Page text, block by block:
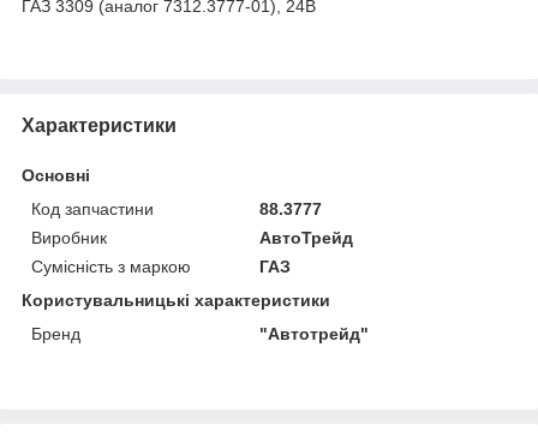
ГАЗ 3309 (аналог 7312.3777-01), 24В
Характеристики
Основні
Код запчастини
88.3777
Виробник
АвтоТрейд
Сумісність з маркою
ГАЗ
Користувальницькі характеристики
Бренд
"Автoтрейд"